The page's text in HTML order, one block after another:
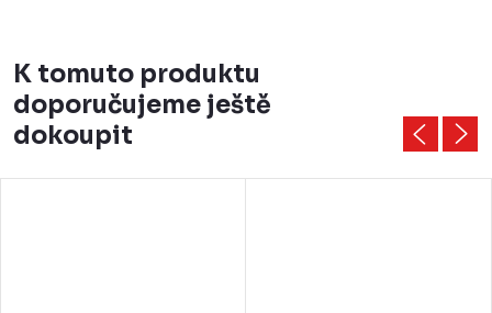
K tomuto produktu
doporučujeme ještě
dokoupit